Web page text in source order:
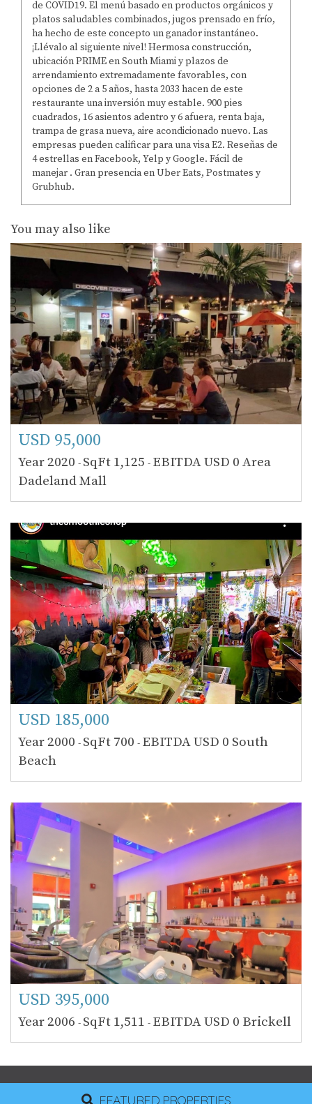
de COVID19. El menú basado en productos orgánicos y
platos saludables combinados, jugos prensado en frío,
ha hecho de este concepto un ganador instantáneo.
¡Llévalo al siguiente nivel! Hermosa construcción,
ubicación PRIME en South Miami y plazos de
arrendamiento extremadamente favorables, con
opciones de 2 a 5 años, hasta 2033 hacen de este
restaurante una inversión muy estable. 900 pies
cuadrados, 16 asientos adentro y 6 afuera, renta baja,
trampa de grasa nueva, aire acondicionado nuevo. Las
empresas pueden calificar para una visa E2. Reseñas de
4 estrellas en Facebook, Yelp y Google. Fácil de
manejar . Gran presencia en Uber Eats, Postmates y
Grubhub.
You may also like
USD 95,000
Year 2020 - SqFt 1,125 - EBITDA USD 0 Area
Dadeland Mall
USD 185,000
Year 2000 - SqFt 700 - EBITDA USD 0 South
Beach
USD 395,000
Year 2006 - SqFt 1,511 - EBITDA USD 0 Brickell
FEATURED PROPERTIES